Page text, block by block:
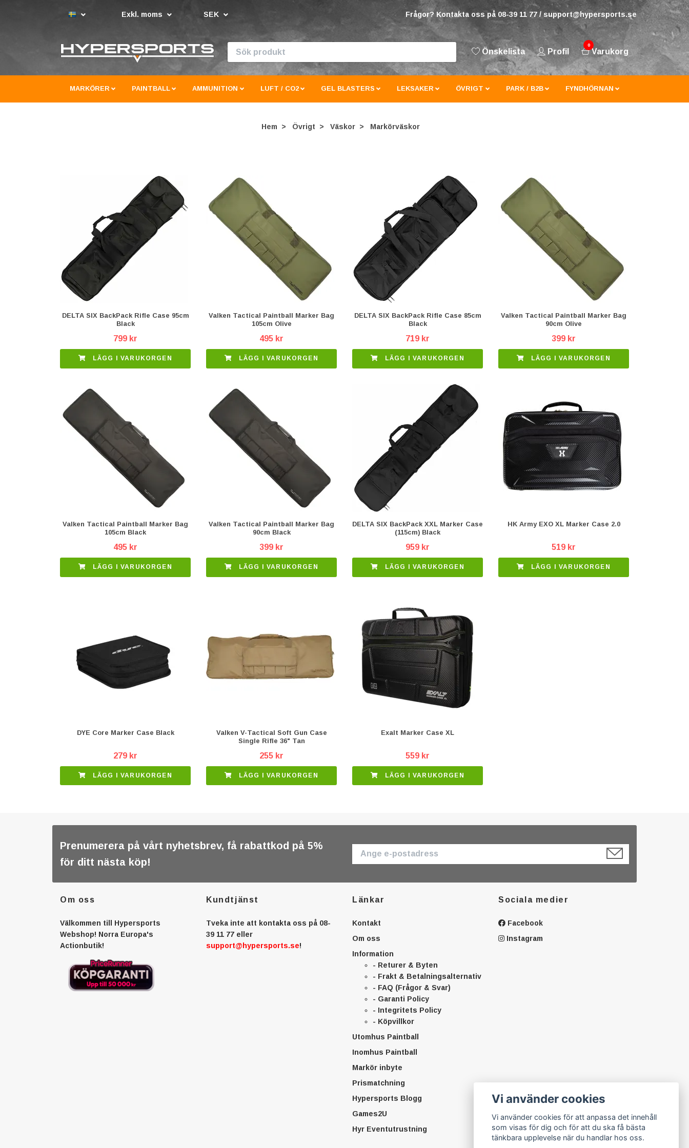
Exkl. moms SEK Frågor? Kontakta oss på 08-39 11 77 / support@hypersports.se
Önskelista Profil
0
Varukorg
MARKÖRER PAINTBALL AMMUNITION LUFT / CO2 GEL BLASTERS LEKSAKER ÖVRIGT PARK / B2B FYNDHÖRNAN
Hem Övrigt Väskor Markörväskor
DELTA SIX BackPack Rifle Case 95cm
Black
799 kr
LÄGG I VARUKORGEN
Valken Tactical Paintball Marker Bag
105cm Olive
495 kr
LÄGG I VARUKORGEN
DELTA SIX BackPack Rifle Case 85cm
Black
719 kr
LÄGG I VARUKORGEN
Valken Tactical Paintball Marker Bag
90cm Olive
399 kr
LÄGG I VARUKORGEN
Valken Tactical Paintball Marker Bag
105cm Black
495 kr
LÄGG I VARUKORGEN
Valken Tactical Paintball Marker Bag
90cm Black
399 kr
LÄGG I VARUKORGEN
DELTA SIX BackPack XXL Marker Case
(115cm) Black
959 kr
LÄGG I VARUKORGEN
HK Army EXO XL Marker Case 2.0
519 kr
LÄGG I VARUKORGEN
DYE Core Marker Case Black
279 kr
LÄGG I VARUKORGEN
Valken V-Tactical Soft Gun Case
Single Rifle 36" Tan
255 kr
LÄGG I VARUKORGEN
Exalt Marker Case XL
559 kr
LÄGG I VARUKORGEN
Prenumerera på vårt nyhetsbrev, få rabattkod på 5%
för ditt nästa köp!
Om oss
Välkommen till Hypersports
Webshop! Norra Europa's
Actionbutik!
Kundtjänst
Tveka inte att kontakta oss på 08-
39 11 77 eller
support@hypersports.se!
Länkar
Kontakt
Om oss
Information
- Returer & Byten
- Frakt & Betalningsalternativ
- FAQ (Frågor & Svar)
- Garanti Policy
- Integritets Policy
- Köpvillkor
Utomhus Paintball
Inomhus Paintball
Markör inbyte
Prismatchning
Hypersports Blogg
Games2U
Hyr Eventutrustning
Sociala medier
Facebook
Instagram
Vi använder cookies
Vi använder cookies för att anpassa det innehåll
som visas för dig och för att du ska få bästa
tänkbara upplevelse när du handlar hos oss.